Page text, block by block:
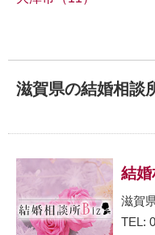
滋賀県の結婚相談
結婚
滋賀
TEL: